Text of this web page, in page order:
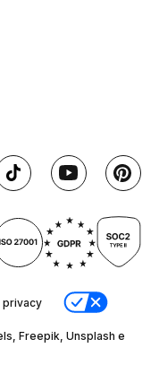
privacy
Freepik, Unsplash e